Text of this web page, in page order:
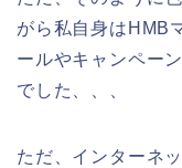
がら私自身はHMB
ールやキャンペー
でした、、、
ただ、インターネ